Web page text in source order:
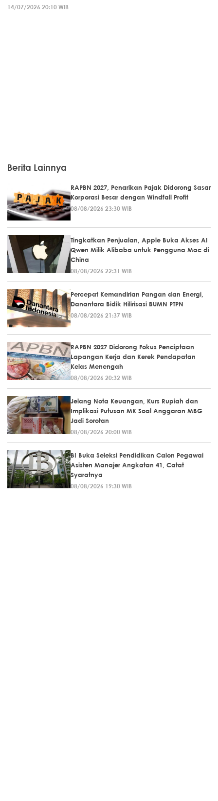
14/07/2026 20:10 WIB
Berita Lainnya
RAPBN 2027, Penarikan Pajak Didorong Sasar
Korporasi Besar dengan Windfall Profit
08/08/2026 23:30 WIB
Tingkatkan Penjualan, Apple Buka Akses AI
Qwen Milik Alibaba untuk Pengguna Mac di
China
08/08/2026 22:31 WIB
Percepat Kemandirian Pangan dan Energi,
Danantara Bidik Hilirisasi BUMN PTPN
08/08/2026 21:37 WIB
RAPBN 2027 Didorong Fokus Penciptaan
Lapangan Kerja dan Kerek Pendapatan
Kelas Menengah
08/08/2026 20:32 WIB
Jelang Nota Keuangan, Kurs Rupiah dan
Implikasi Putusan MK Soal Anggaran MBG
Jadi Sorotan
08/08/2026 20:00 WIB
BI Buka Seleksi Pendidikan Calon Pegawai
Asisten Manajer Angkatan 41, Catat
Syaratnya
08/08/2026 19:30 WIB